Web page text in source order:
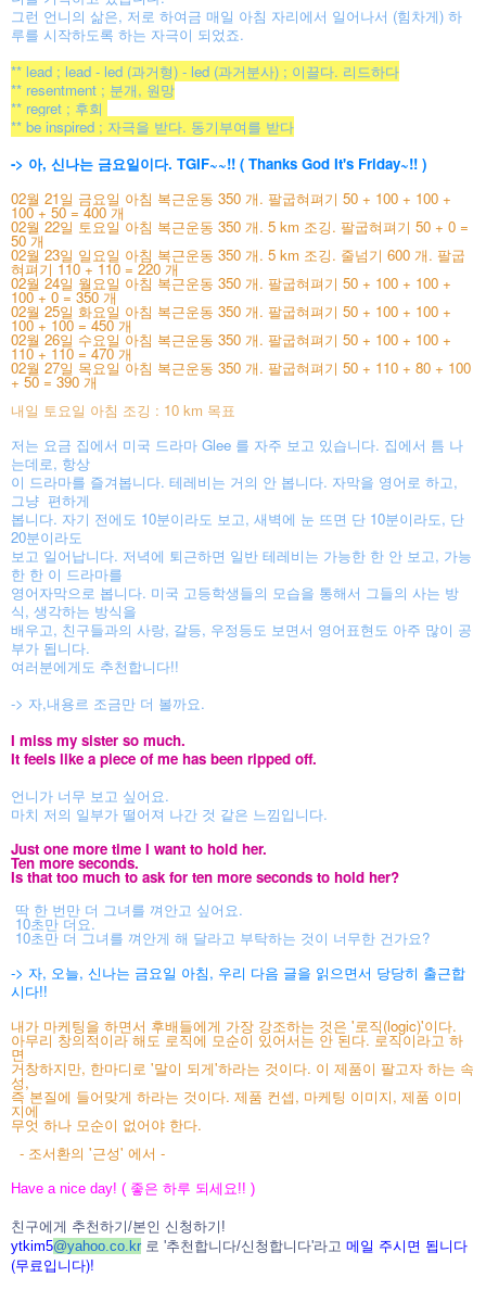
그런 언니의 삶은, 저로 하여금 매일 아침 자리에서 일어나서 (힘차게) 하
루를 시작하도록 하는 자극이 되었죠.
** lead ; lead - led (과거형) - led (과거분사) ; 이끌다. 리드하다
** resentment ; 분개, 원망
** regret ; 후회
** be inspired ; 자극을 받다. 동기부여를 받다
-> 아, 신나는 금요일이다. TGIF~~!! ( Thanks God It's Friday~!! )
02월 21일 금요일 아침 복근운동 350 개. 팔굽혀펴기 50 + 100 + 100 +
100 + 50 = 400 개
02월 22일 토요일 아침 복근운동 350 개. 5 km 조깅. 팔굽혀펴기 50 + 0 =
50 개
02월 23일 일요일 아침 복근운동 350 개. 5 km 조깅. 줄넘기 600 개. 팔굽
혀펴기 110 + 110 = 220 개
02월 24일 월요일 아침 복근운동 350 개. 팔굽혀펴기 50 + 100 + 100 +
100 + 0 = 350 개
02월 25일 화요일 아침 복근운동 350 개. 팔굽혀펴기 50 + 100 + 100 +
100 + 100 = 450 개
02월 26일 수요일 아침 복근운동 350 개. 팔굽혀펴기 50 + 100 + 100 +
110 + 110 = 470 개
02월 27일 목요일 아침 복근운동 350 개. 팔굽혀펴기 50 + 110 + 80 + 100
+ 50 = 390 개
내일 토요일 아침 조깅 : 10 km 목표
저는 요금 집에서 미국 드라마 Glee 를 자주 보고 있습니다. 집에서 틈 나
는데로, 항상
이 드라마를 즐겨봅니다. 테레비는 거의 안 봅니다. 자막을 영어로 하고,
그냥 편하게
봅니다. 자기 전에도 10분이라도 보고, 새벽에 눈 뜨면 단 10분이라도, 단
20분이라도
보고 일어납니다. 저녁에 퇴근하면 일반 테레비는 가능한 한 안 보고, 가능
한 한 이 드라마를
영어자막으로 봅니다. 미국 고등학생들의 모습을 통해서 그들의 사는 방
식, 생각하는 방식을
배우고, 친구들과의 사랑, 갈등, 우정등도 보면서 영어표현도 아주 많이 공
부가 됩니다.
여러분에게도 추천합니다!!
-> 자,내용르 조금만 더 볼까요.
I miss my sister so much.
It feels like a piece of me has been ripped off.
언니가 너무 보고 싶어요.
마치 저의 일부가 떨어져 나간 것 같은 느낌입니다.
Just one more time I want to hold her.
Ten more seconds.
Is that too much to ask for ten more seconds to hold her?
딱 한 번만 더 그녀를 껴안고 싶어요.
10초만 더요.
10초만 더 그녀를 껴안게 해 달라고 부탁하는 것이 너무한 건가요?
-> 자, 오늘, 신나는 금요일 아침, 우리 다음 글을 읽으면서 당당히 출근합
시다!!
내가 마케팅을 하면서 후배들에게 가장 강조하는 것은 '로직(logic)'이다.
아무리 창의적이라 해도 로직에 모순이 있어서는 안 된다. 로직이라고 하
면
거창하지만, 한마디로 '말이 되게'하라는 것이다. 이 제품이 팔고자 하는 속
성,
즉 본질에 들어맞게 하라는 것이다. 제품 컨셉, 마케팅 이미지, 제품 이미
지에
무엇 하나 모순이 없어야 한다.
- 조서환의 '근성' 에서 -
Have a nice day! ( 좋은 하루 되세요!! )
친구에게 추천하기/본인 신청하기!
ytkim5@yahoo.co.kr 로 '추천합니다/신청합니다'라고 메일 주시면 됩니다
(무료입니다)!